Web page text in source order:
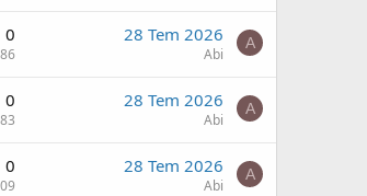
0
86
28 Tem 2026
Abi
A
0
83
28 Tem 2026
Abi
A
0 28 Tem 2026
Abi
A